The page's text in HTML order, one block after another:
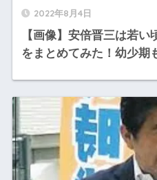
2022年8月4日
【画像】安倍晋三は若
をまとめてみた！幼少期